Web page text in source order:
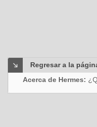
Regresar a la
Acerca de Hermes: